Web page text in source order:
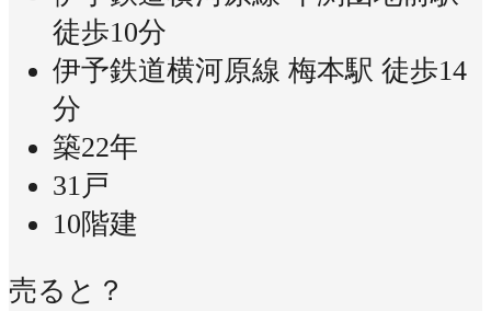
徒歩10分
伊予鉄道横河原線 梅本駅 徒歩14
分
築22年
31戸
10階建
売ると？